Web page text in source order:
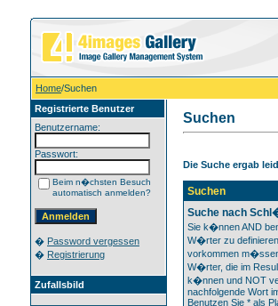
Home/Suchen
Registrierte Benutzer
Benutzername:
Passwort:
Beim n�chsten Besuch
automatisch anmelden?
� Password vergessen
� Registrierung
Zufallsbild
Suchen
Die Suche ergab
Suchen
Suche nach
Sie k�nnen AND
W�rter zu
vorkommen
W�rter, die im
k�nnen und NOT
nachfolgende Wort
Benutzen Sie * als